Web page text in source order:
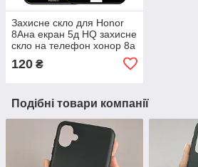
Захисне скло для Honor
8Aна екран 5д HQ захисне
скло на телефон хонор 8а
120 ₴
Подібні товари компанії